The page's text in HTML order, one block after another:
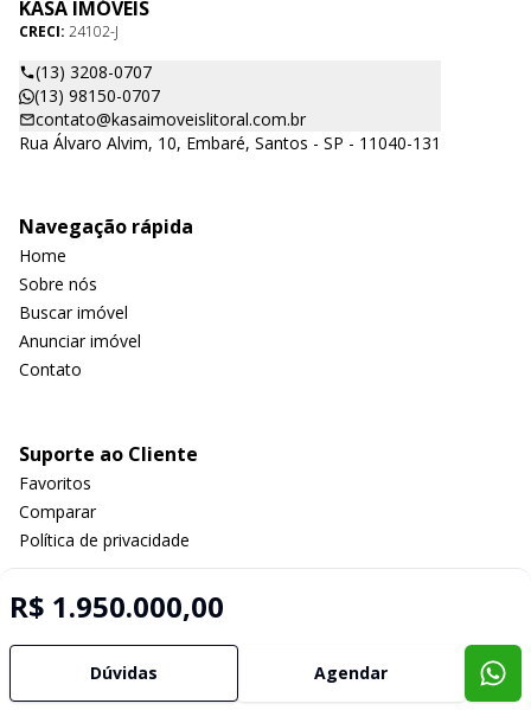
R$ 1.950.000,00
Dúvidas Agendar
KASA IMÓVEIS
CRECI: 24102-J
(13) 3208-0707
(13) 98150-0707
contato@kasaimoveislitoral.com.br
Rua Álvaro Alvim, 10, Embaré, Santos - SP - 11040-131
Navegação rápida
Home
Sobre nós
Buscar imóvel
Anunciar imóvel
Contato
Suporte ao Cliente
Favoritos
Comparar
Política de privacidade
Selo de Tecnologia Loft